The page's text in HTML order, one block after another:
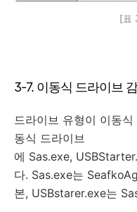
[표
3-7. 이동식 드라이브
드라이브 유형이 이동
동식 드라이브
에 Sas.exe,
다. Sas.exe는
본, USBstarer.exe는